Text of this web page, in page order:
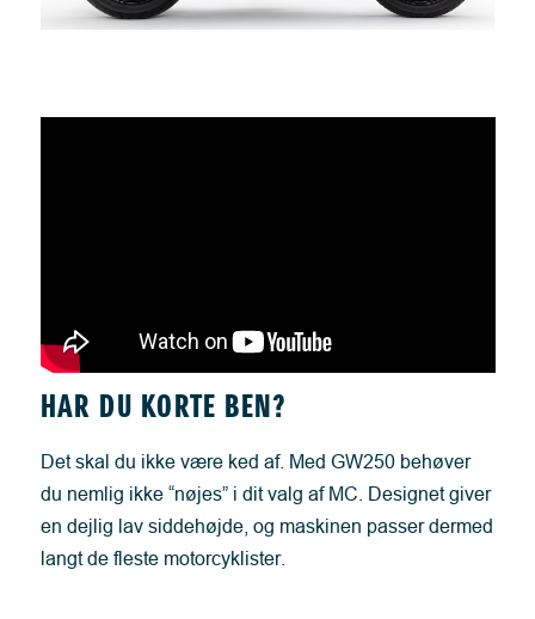
HAR DU KORTE BEN?
Det skal du ikke være ked af. Med GW250 behøver
du nemlig ikke “nøjes” i dit valg af MC. Designet giver
en dejlig lav siddehøjde, og maskinen passer dermed
langt de fleste motorcyklister.